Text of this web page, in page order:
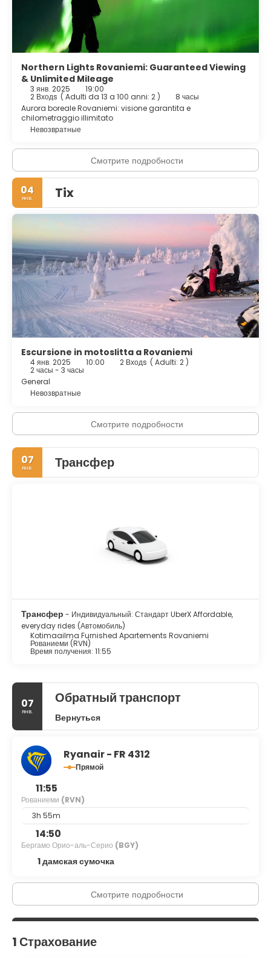
Northern Lights Rovaniemi: Guaranteed Viewing
& Unlimited Mileage
3 янв. 2025 19:00
2 Входs ( Adulti da 13 a 100 anni: 2 )
8 часы
Aurora boreale Rovaniemi: visione garantita e
chilometraggio illimitato
Невозвратные
Смотрите подробности
04
янв. Tix
Escursione in motoslitta a Rovaniemi
4 янв. 2025 10:00 2 Входs ( Adulti: 2 )
2 часы - 3 часы
General
Невозвратные
Смотрите подробности
07
янв. Трансфер
Трансфер - Индивидуальный: Стандарт UberX Affordable,
everyday rides (Автомобиль)
Kotimaailma Furnished Apartements Rovaniemi
Рованиеми (RVN)
Время получения: 11:55
07
янв.
Обратный транспорт
Вернуться
Ryanair - FR 4312
Прямой
11:55
Рованиеми (RVN)
3h 55m
14:50
Бергамо Орио-аль-Серио (BGY)
1 дамская сумочка
Смотрите подробности
1 Страхование